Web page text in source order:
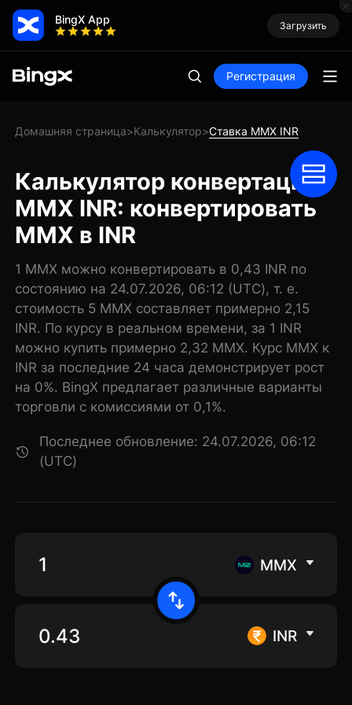
BingX App Загрузить
Регистрация
Домашняя страница>Калькулятор>Ставка MMX INR
Калькулятор конвертации
MMX INR: конвертировать
MMX в INR
1 MMX можно конвертировать в 0,43 INR по
состоянию на 24.07.2026, 06:12 (UTC), т. е.
стоимость 5 MMX составляет примерно 2,15
INR. По курсу в реальном времени, за 1 INR
можно купить примерно 2,32 MMX. Курс MMX к
INR за последние 24 часа демонстрирует рост
на 0%. BingX предлагает различные варианты
торговли с комиссиями от 0,1%.
Последнее обновление: 24.07.2026, 06:12
(UTC)
MMX
INR